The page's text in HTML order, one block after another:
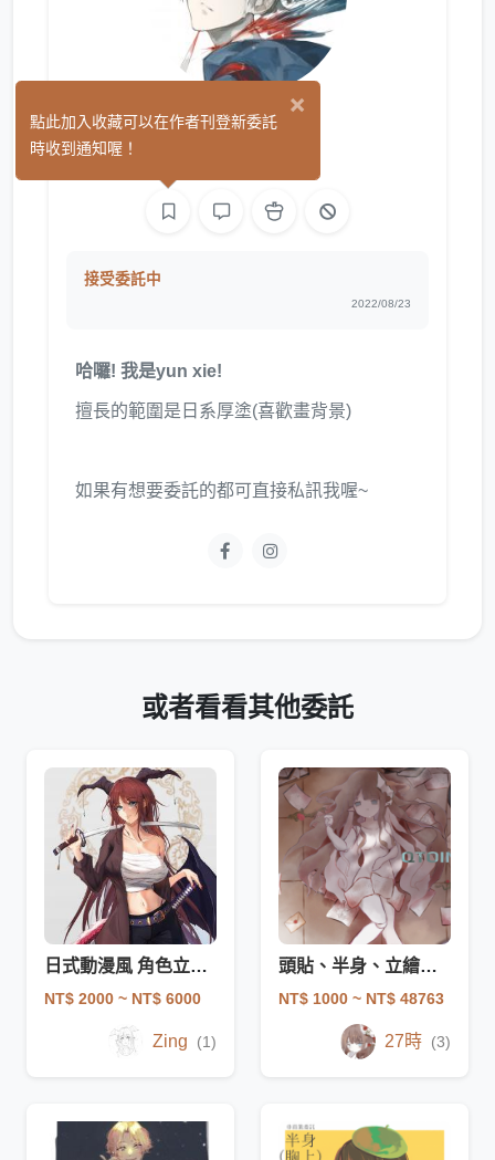
yun Xie
接受委託中
2022/08/23
哈囉! 我是yun xie!
擅長的範圍是日系厚塗(喜歡畫背景)
如果有想要委託的都可直接私訊我喔~
或者看看其他委託
日式動漫風 角色立繪 / 插畫 委託
NT$ 2000 ~ NT$ 6000
Zing (1)
頭貼、半身、立繪、插圖、角色設計
NT$ 1000 ~ NT$ 48763
27時 (3)
×
點此加入收藏可以在作者刊登新委託
時收到通知喔！